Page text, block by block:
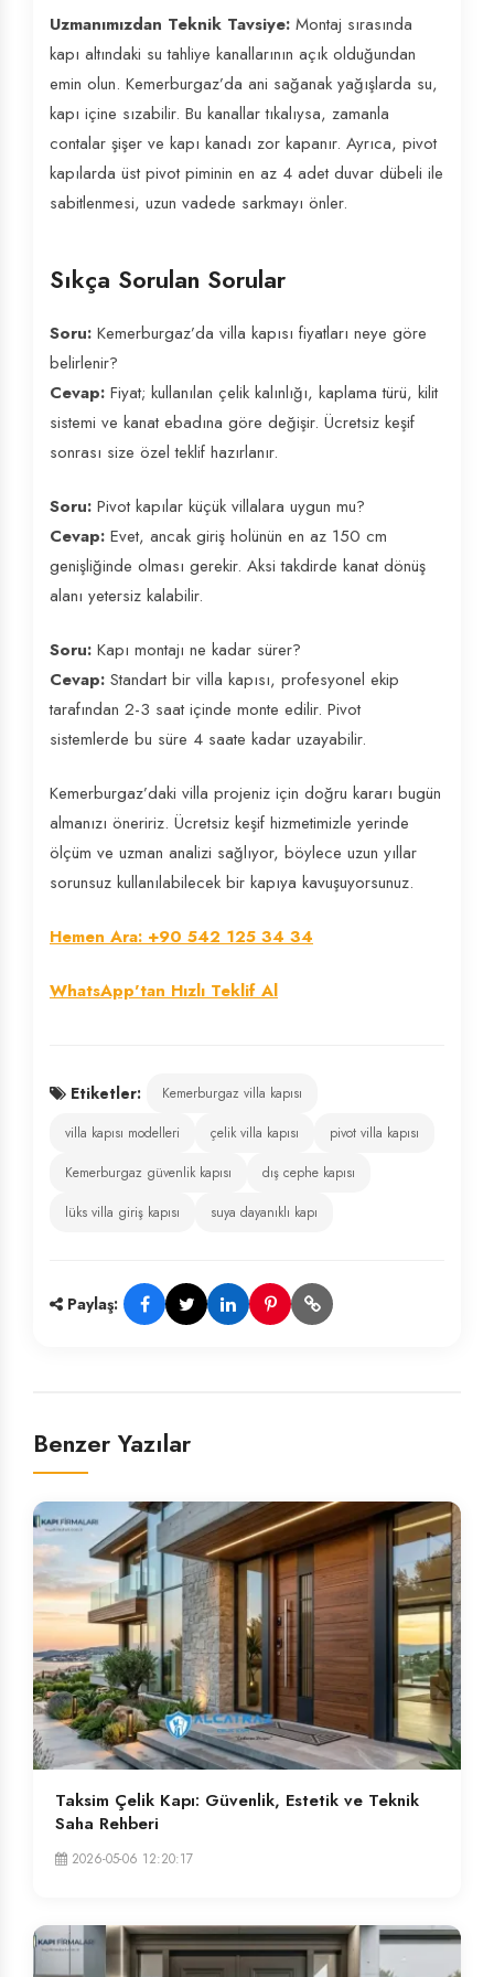
Uzmanımızdan Teknik Tavsiye: Montaj sırasında
kapı altındaki su tahliye kanallarının açık olduğundan
emin olun. Kemerburgaz’da ani sağanak yağışlarda su,
kapı içine sızabilir. Bu kanallar tıkalıysa, zamanla
contalar şişer ve kapı kanadı zor kapanır. Ayrıca, pivot
kapılarda üst pivot piminin en az 4 adet duvar dübeli ile
sabitlenmesi, uzun vadede sarkmayı önler.
Sıkça Sorulan Sorular
Soru: Kemerburgaz’da villa kapısı fiyatları neye göre
belirlenir?
Cevap: Fiyat; kullanılan çelik kalınlığı, kaplama türü, kilit
sistemi ve kanat ebadına göre değişir. Ücretsiz keşif
sonrası size özel teklif hazırlanır.
Soru: Pivot kapılar küçük villalara uygun mu?
Cevap: Evet, ancak giriş holünün en az 150 cm
genişliğinde olması gerekir. Aksi takdirde kanat dönüş
alanı yetersiz kalabilir.
Soru: Kapı montajı ne kadar sürer?
Cevap: Standart bir villa kapısı, profesyonel ekip
tarafından 2-3 saat içinde monte edilir. Pivot
sistemlerde bu süre 4 saate kadar uzayabilir.
Kemerburgaz’daki villa projeniz için doğru kararı bugün
almanızı öneririz. Ücretsiz keşif hizmetimizle yerinde
ölçüm ve uzman analizi sağlıyor, böylece uzun yıllar
sorunsuz kullanılabilecek bir kapıya kavuşuyorsunuz.
Hemen Ara: +90 542 125 34 34
WhatsApp'tan Hızlı Teklif Al
Etiketler:
Kemerburgaz villa kapısı
villa kapısı modelleri
çelik villa kapısı
pivot villa kapısı
Kemerburgaz güvenlik kapısı
dış cephe kapısı
lüks villa giriş kapısı
suya dayanıklı kapı
Paylaş:
Benzer Yazılar
Taksim Çelik Kapı: Güvenlik, Estetik ve Teknik
Saha Rehberi
2026-05-06 12:20:17